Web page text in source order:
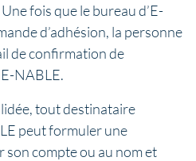
fois que le bureau d’E-
d’adhésion, la personne
de confirmation de
E-NABLE.
tout destinataire
peut formuler une
son compte ou au nom et